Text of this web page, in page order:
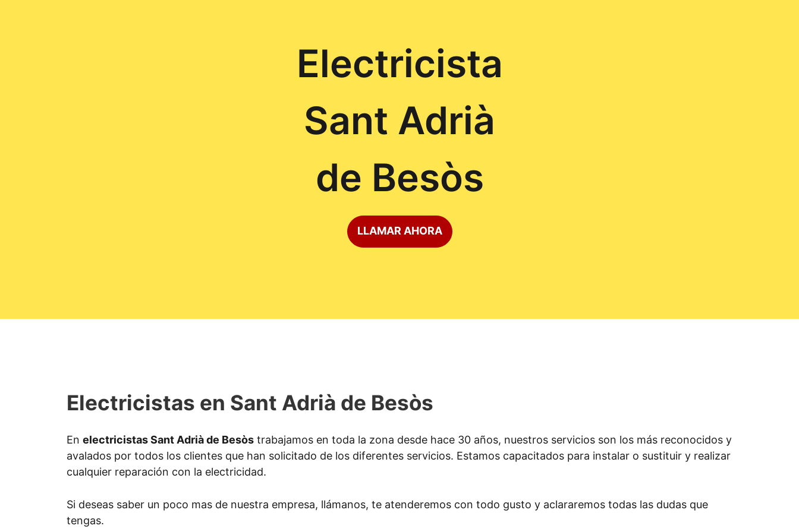
Electricista
Sant Adrià
de Besòs
LLAMAR AHORA
Electricistas en Sant Adrià de Besòs
En electricistas Sant Adrià de Besòs trabajamos en toda la zona desde hace 30 años, nuestros servicios son los más reconocidos y
avalados por todos los clientes que han solicitado de los diferentes servicios. Estamos capacitados para instalar o sustituir y realizar
cualquier reparación con la electricidad.
Si deseas saber un poco mas de nuestra empresa, llámanos, te atenderemos con todo gusto y aclararemos todas las dudas que
tengas.